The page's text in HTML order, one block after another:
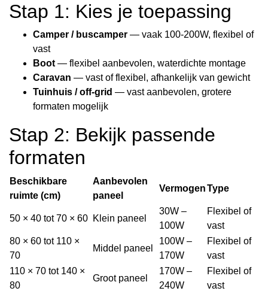
Stap 1: Kies je toepassing
Camper / buscamper — vaak 100-200W, flexibel of
vast
Boot — flexibel aanbevolen, waterdichte montage
Caravan — vast of flexibel, afhankelijk van gewicht
Tuinhuis / off-grid — vast aanbevolen, grotere
formaten mogelijk
Stap 2: Bekijk passende
formaten
Beschikbare
ruimte (cm)
Aanbevolen
paneel
VermogenType
50 × 40 tot 70 × 60 Klein paneel
30W –
100W
Flexibel of
vast
80 × 60 tot 110 ×
70
Middel paneel
100W –
170W
Flexibel of
vast
110 × 70 tot 140 ×
80
Groot paneel
170W –
240W
Flexibel of
vast